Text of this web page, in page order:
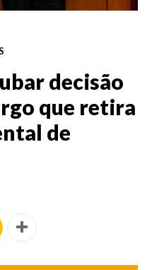
decisão
que retira
de